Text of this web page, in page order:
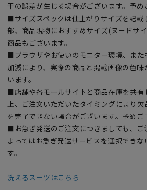
干の誤差が生じる場合がございます。予め
■サイズスペックは仕上がりサイズを記載
部、商品現物におすすめサイズ(ヌードサ
商品もございます。
■ブラウザやお使いのモニター環境、また
加減により、実際の商品と掲載画像の色
います。
■店舗や各モールサイトと商品在庫を共有
上、ご注文いただいたタイミングにより
を完了できない場合がございます。予めご
■お急ぎ発送のご注文につきましても、ご
よってはお急ぎ発送サービスを選択できな
す。
洗えるスーツはこちら